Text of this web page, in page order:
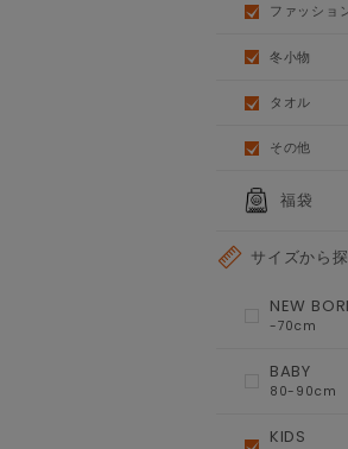
ファッショ
冬小物
タオル
その他
福袋
サイズから
NEW
-70cm
BABY
80-90cm
KIDS